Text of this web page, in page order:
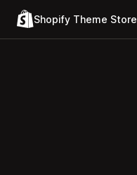
Shopify Theme Store